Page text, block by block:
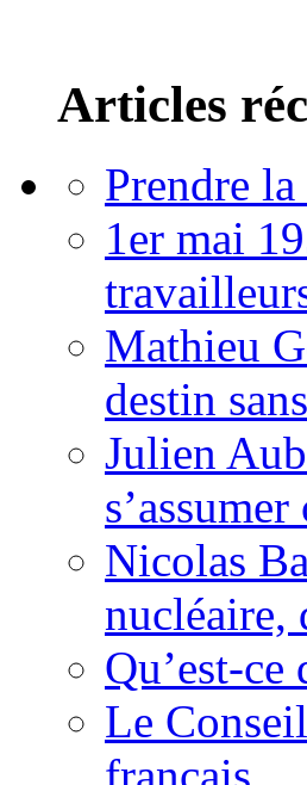
Articles
Prendre
1er mai
Mathieu
destin
Julien
Nicolas
nucléaire,
Qu’est-ce
Le
français